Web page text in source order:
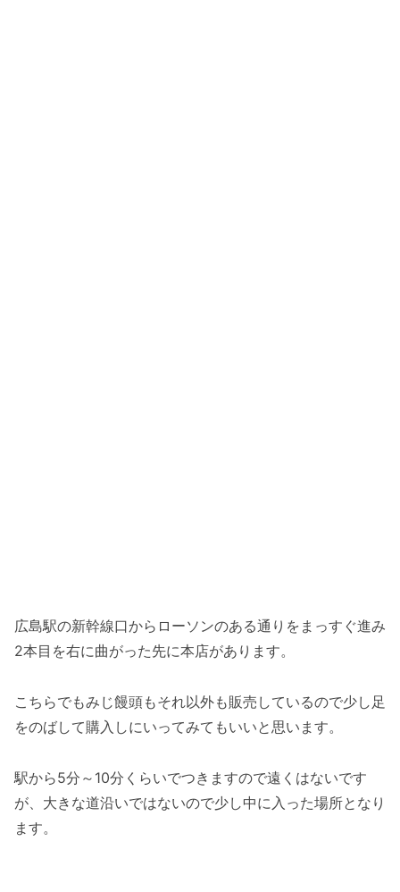
広島駅の新幹線口からローソンのある通りをまっすぐ進み
2本目を右に曲がった先に本店があります。
こちらでもみじ饅頭もそれ以外も販売しているので少し足
をのばして購入しにいってみてもいいと思います。
駅から5分～10分くらいでつきますので遠くはないです
が、大きな道沿いではないので少し中に入った場所となり
ます。